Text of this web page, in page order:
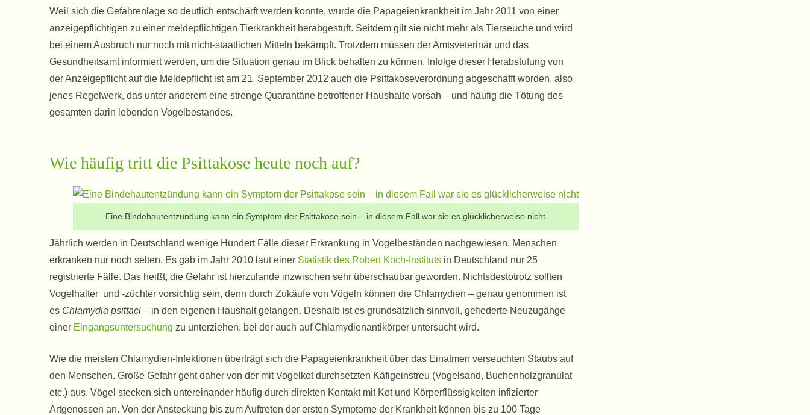
Weil sich die Gefahrenlage so deutlich entschärft werden konnte, wurde die Papageienkrankheit im Jahr 2011 von einer
anzeigepflichtigen zu einer meldepflichtigen Tierkrankheit herabgestuft. Seitdem gilt sie nicht mehr als Tierseuche und wird
bei einem Ausbruch nur noch mit nicht-staatlichen Mitteln bekämpft. Trotzdem müssen der Amtsveterinär und das
Gesundheitsamt informiert werden, um die Situation genau im Blick behalten zu können. Infolge dieser Herabstufung von
der Anzeigepflicht auf die Meldepflicht ist am 21. September 2012 auch die Psittakoseverordnung abgeschafft worden, also
jenes Regelwerk, das unter anderem eine strenge Quarantäne betroffener Haushalte vorsah – und häufig die Tötung des
gesamten darin lebenden Vogelbestandes.
Wie häufig tritt die Psittakose heute noch auf?
Eine Bindehautentzündung kann ein Symptom der Psittakose sein – in diesem Fall war sie es glücklicherweise nicht
Jährlich werden in Deutschland wenige Hundert Fälle dieser Erkrankung in Vogelbeständen nachgewiesen. Menschen
erkranken nur noch selten. Es gab im Jahr 2010 laut einer Statistik des Robert Koch-Instituts in Deutschland nur 25
registrierte Fälle. Das heißt, die Gefahr ist hierzulande inzwischen sehr überschaubar geworden. Nichtsdestotrotz sollten
Vogelhalter und -züchter vorsichtig sein, denn durch Zukäufe von Vögeln können die Chlamydien – genau genommen ist
es Chlamydia psittaci – in den eigenen Haushalt gelangen. Deshalb ist es grundsätzlich sinnvoll, gefiederte Neuzugänge
einer Eingangsuntersuchung zu unterziehen, bei der auch auf Chlamydienantikörper untersucht wird.
Wie die meisten Chlamydien-Infektionen überträgt sich die Papageienkrankheit über das Einatmen verseuchten Staubs auf
den Menschen. Große Gefahr geht daher von der mit Vogelkot durchsetzten Käfigeinstreu (Vogelsand, Buchenholzgranulat
etc.) aus. Vögel stecken sich untereinander häufig durch direkten Kontakt mit Kot und Körperflüssigkeiten infizierter
Artgenossen an. Von der Ansteckung bis zum Auftreten der ersten Symptome der Krankheit können bis zu 100 Tage